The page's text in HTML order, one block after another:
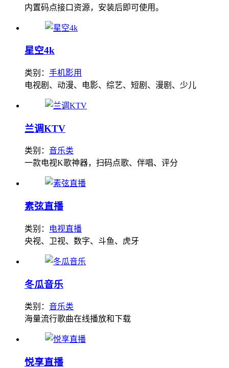
内置码点接口资源，安装后即可使用。
星空4k
类别： 手机影用
电视剧、动漫、电影、综艺、短剧、漫剧、少儿
兰调KTV
类别： 音乐类
一款电视K歌神器，扫码点歌、伴唱、评分
素弦直播
类别：
电视直播
央视、卫视、数字、斗鱼、虎牙
冬瓜音乐
类别： 音乐类
海量流行歌曲在线播放和下载
悦享直播